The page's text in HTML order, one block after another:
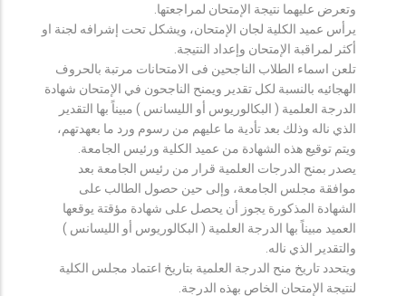
وتعرض عليهما نتيجة الإمتحان لمراجعتها.
يرأس عميد الكلية لجان الإمتحان، ويشكل تحت إشرافه لجنة او
أكثر لمراقبة الإمتحان وإعداد النتيجة.
تلعن اسماء الطلاب الناجحين فى الامتحانات مرتبة بالحروف
الهجائيه بالنسبة لكل تقدير ويمنح الناجحون في الإمتحان شهادة
الدرجة العلمية ( البكالوريوس أو الليسانس ) مبيناً بها التقدير
الذي ناله وذلك بعد تأدية ما عليهم من رسوم ورد ما بعهدتهم،
ويتم توقيع هذه الشهادة من عميد الكلية ورئيس الجامعة.
يصدر بمنح الدرجات العلمية قرار من رئيس الجامعة بعد
موافقة مجلس الجامعة، وإلى حين حصول الطالب على
الشهادة المذكورة يجوز أن يحصل على شهادة مؤقتة يوقعها
العميد مبيناً بها الدرجة العلمية ( البكالوريوس أو الليسانس )
والتقدير الذي ناله.
ويتحدد تاريخ منح الدرجة العلمية بتاريخ اعتماد مجلس الكلية
لنتيجة الإمتحان الخاص بهذه الدرجة.